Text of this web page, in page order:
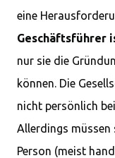
eine
Geschäftsführer
nur sie die
können. Die
nicht persönlich
Allerdings müssen
Person (meist